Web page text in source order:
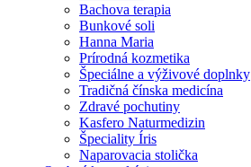
Bachova terapia
Bunkové soli
Hanna Maria
Prírodná kozmetika
Špeciálne a výživové doplnky
Tradičná čínska medicína
Zdravé pochutiny
Kasfero Naturmedizin
Špeciality Íris
Naparovacia stolička